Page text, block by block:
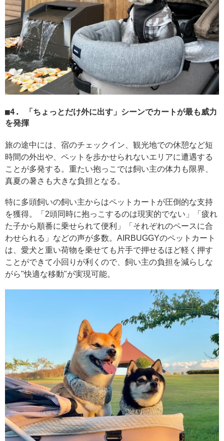
4. 「ちょっとだけ外に出す」シーンでカートが最も威力
を発揮
旅の途中には、宿のチェックイン、観光地での休憩など短
時間の外出や、ペットを歩かせられないエリアに遭遇する
ことが多発する。重たい抱っこでは飼い主の体力も限界、
真夏の暑さも大きな負担となる。
特に多頭飼いの飼い主からはペットカートが圧倒的な支持
を獲得。「2頭同時に抱っこするのは現実的でない」「疲れ
た子から順番に乗せられて便利」「それぞれのペースに合
わせられる」などの声が多数。AIRBUGGYのペットカート
は、愛犬と重い荷物を乗せても片手で押せるほど軽く押す
ことができて小回りが利くので、飼い主の負担を減らしな
がら"快適な移動"が実現可能。